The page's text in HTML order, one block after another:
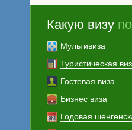
Какую визу
Мультивиза
Туристическая
Гостевая виза
Бизнес виза
Годовая